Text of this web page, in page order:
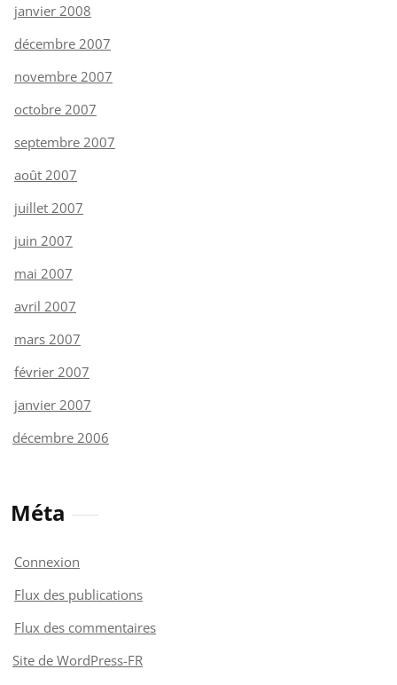
janvier 2008
décembre 2007
novembre 2007
octobre 2007
septembre 2007
août 2007
juillet 2007
juin 2007
mai 2007
avril 2007
mars 2007
février 2007
janvier 2007
décembre 2006
Méta
Connexion
Flux des publications
Flux des commentaires
Site de WordPress-FR